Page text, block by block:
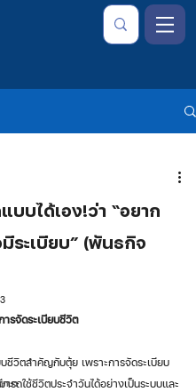
กษา
บบได้เอง!ว่า “อยาก
ระเบียบ” (พันธกิจ
รจัดระเบียบชีวิต
รถใช้ชีวิตประจำวันได้อย่างเป็นระบบและ